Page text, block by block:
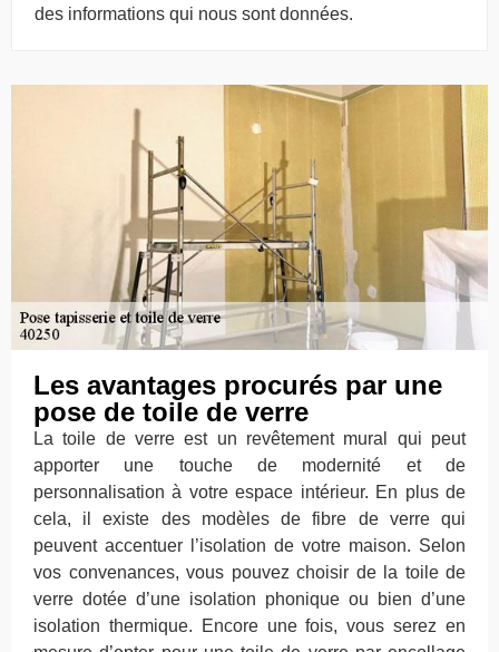
des informations qui nous sont données.
Les avantages procurés par une
pose de toile de verre
La toile de verre est un revêtement mural qui peut
apporter une touche de modernité et de
personnalisation à votre espace intérieur. En plus de
cela, il existe des modèles de fibre de verre qui
peuvent accentuer l’isolation de votre maison. Selon
vos convenances, vous pouvez choisir de la toile de
verre dotée d’une isolation phonique ou bien d’une
isolation thermique. Encore une fois, vous serez en